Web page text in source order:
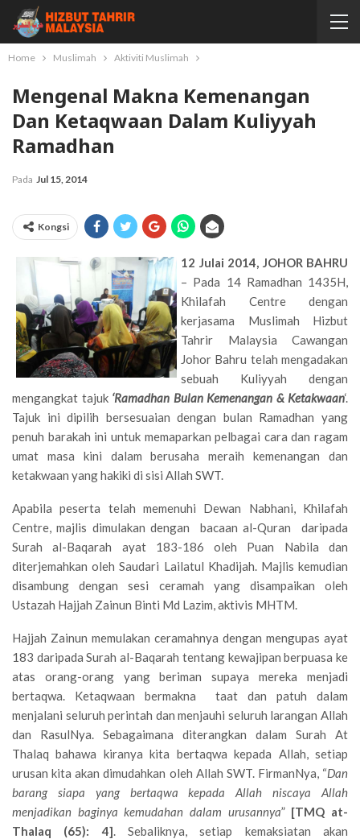
Home Muslimah Aktiviti Muslimah
Mengenal Makna Kemenangan
Dan Ketaqwaan Dalam Kuliyyah
Ramadhan
Pada Jul 15, 2014
Kongsi
12 Julai 2014, JOHOR BAHRU
– Pada 14 Ramadhan 1435H,
Khilafah Centre dengan
kerjasama Muslimah Hizbut
Tahrir Malaysia Cawangan
Johor Bahru telah mengadakan
sebuah Kuliyyah dengan
mengangkat tajuk ‘Ramadhan Bulan Kemenangan & Ketakwaan‘.
Tajuk ini dipilih bersesuaian dengan bulan Ramadhan yang
penuh barakah ini untuk memaparkan pelbagai cara dan ragam
umat masa kini dalam berusaha meraih kemenangan dan
ketakwaan yang hakiki di sisi Allah SWT.
Apabila peserta telah memenuhi Dewan Nabhani, Khilafah
Centre, majlis dimulakan dengan bacaan al-Quran daripada
Surah al-Baqarah ayat 183-186 oleh Puan Nabila dan
diterjemahkan oleh Saudari Lailatul Khadijah. Majlis kemudian
disambung dengan sesi ceramah yang disampaikan oleh
Ustazah Hajjah Zainun Binti Md Lazim, aktivis MHTM.
Hajjah Zainun memulakan ceramahnya dengan mengupas ayat
183 daripada Surah al-Baqarah tentang kewajipan berpuasa ke
atas orang-orang yang beriman supaya mereka menjadi
bertaqwa. Ketaqwaan bermakna taat dan patuh dalam
menjalani seluruh perintah dan menjauhi seluruh larangan Allah
dan RasulNya. Sebagaimana diterangkan dalam Surah At
Thalaq bahawa kiranya kita bertaqwa kepada Allah, setiap
urusan kita akan dimudahkan oleh Allah SWT. FirmanNya, “Dan
barang siapa yang bertaqwa kepada Allah niscaya Allah
menjadikan baginya kemudahan dalam urusannya” [TMQ at-
Thalaq (65): 4]. Sebaliknya, setiap kemaksiatan akan